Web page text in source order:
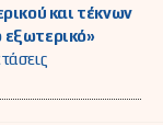
και τέκνων